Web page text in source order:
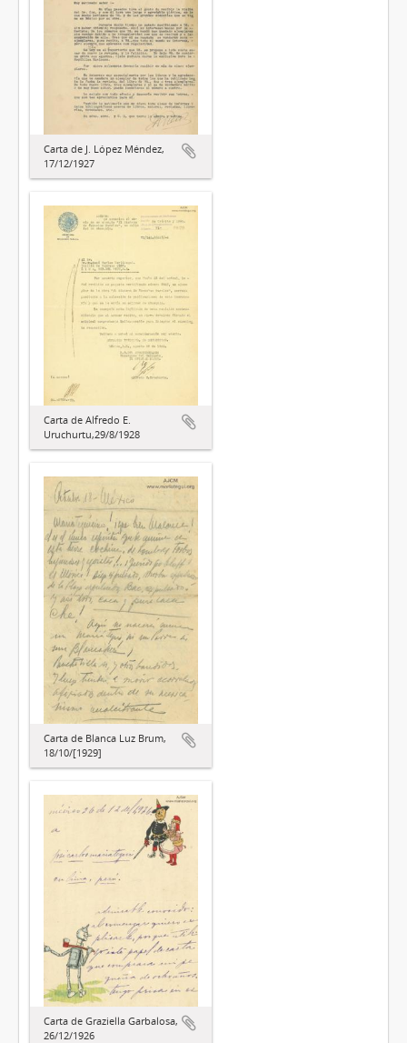
Carta de J. López Méndez,
17/12/1927
Carta de Alfredo E.
Uruchurtu,29/8/1928
Carta de Blanca Luz Brum,
18/10/[1929]
Carta de Graziella Garbalosa,
26/12/1926